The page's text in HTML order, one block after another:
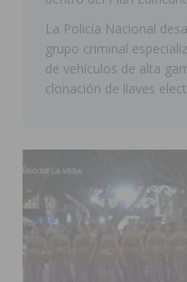
La Policía Nacional
grupo criminal
de vehículos de alta
clonación de llaves